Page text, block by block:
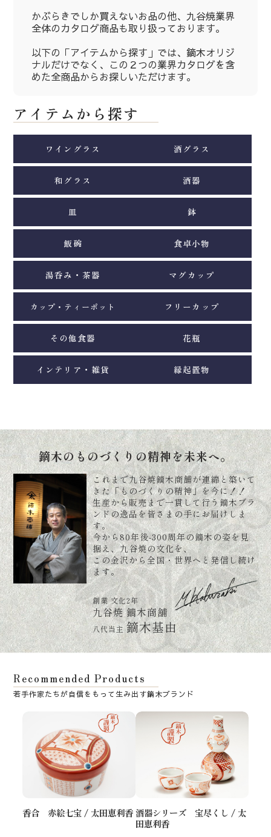
かぶらきでしか買えないお品の他、九谷焼業界
全体のカタログ商品も取り扱っております。
以下の「アイテムから探す」では、鏑木オリジ
ナルだけでなく、この２つの業界カタログを含
めた全商品からお探しいただけます。
アイテムから探す
ワイングラス 酒グラス
和グラス 酒器
皿 鉢
飯碗 食卓小物
湯呑み・茶器 マグカップ
カップ・ティーポット フリーカップ
その他食器 花瓶
インテリア・雑貨 縁起置物
鏑木のものづくりの精神を未来へ。
これまで九谷焼鏑木商舗が連綿と築いて
きた「ものづくりの精神」を今に！！
生産から販売まで一貫して行う鏑木ブラ
ンドの逸品を皆さまの手にお届けしま
す。
今から80年後-300周年の鏑木の姿を見
据え、九谷焼の文化を、
この金沢から全国・世界へと発信し続け
ます。
創業 文化2年
九谷焼 鏑木商舖
八代当主鏑木基由
Recommended Products
香合 赤絵七宝 / 太田恵利香酒器シリーズ 宝尽くし / 太
田恵利香